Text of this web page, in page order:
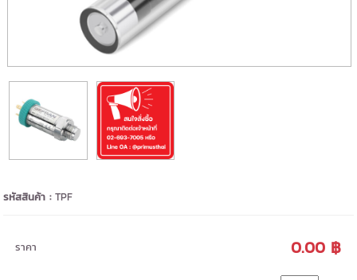
รหัสสินค้า :TPF
ราคา 0.00 ฿